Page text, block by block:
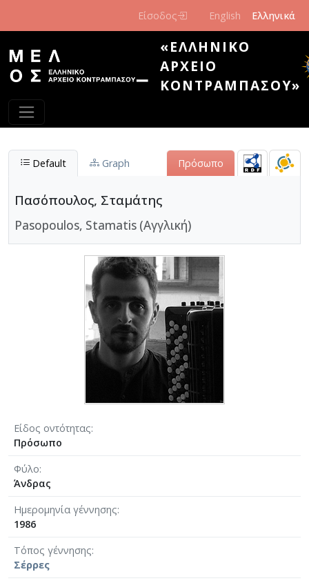
Είσοδος English Ελληνικά
«ΕΛΛΗΝΙΚΌ
ΑΡΧΕΊΟ
ΚΟΝΤΡΑΜΠΆΣΟΥ»
Default Graph Πρόσωπο
Πασόπουλος, Σταμάτης
Pasopoulos, Stamatis (Αγγλική)
Είδος οντότητας
Πρόσωπο
Φύλο
Άνδρας
Ημερομηνία γέννησης
1986
Τόπος γέννησης
Σέρρες